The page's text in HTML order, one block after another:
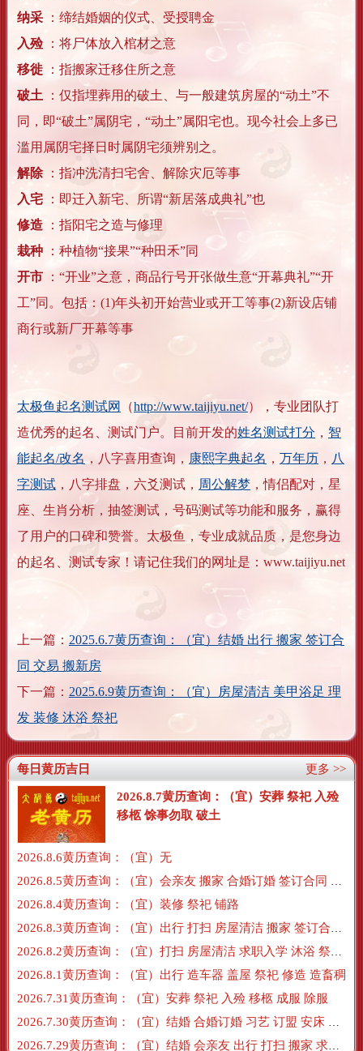
纳采
：缔结婚姻的仪式、受授聘金
入殓
：将尸体放入棺材之意
移徙
：指搬家迁移住所之意
破土
：仅指埋葬用的破土、与一般建筑房屋的“动土”不
同，即“破土”属阴宅，“动土”属阳宅也。现今社会上多已
滥用属阴宅择日时属阴宅须辨别之。
解除 ：指冲洗清扫宅舍、解除灾厄等事
入宅
：即迁入新宅、所谓“新居落成典礼”也
修造
：指阳宅之造与修理
栽种
：种植物“接果”“种田禾”同
开市
：“开业”之意，商品行号开张做生意“开幕典礼”“开
工”同。包括：(1)年头初开始营业或开工等事(2)新设店铺
商行或新厂开幕等事
太极鱼起名测试网 （http://www.taijiyu.net/），专业团队打
造优秀的起名、测试门户。目前开发的姓名测试打分 ， 智
能起名/改名 ，八字喜用查询， 康熙字典起名 ， 万年历 ， 八
字测试 ，八字排盘，六爻测试， 周公解梦 ，情侣配对，星
座、生肖分析，抽签测试，号码测试等功能和服务，赢得
了用户的口碑和赞誉。太极鱼，专业成就品质，是您身边
的起名、测试专家！请记住我们的网址是：www.taijiyu.net
上一篇： 2025.6.7黄历查询：（宜）结婚 出行 搬家 签订合
同 交易 搬新房
下一篇： 2025.6.9黄历查询：（宜）房屋清洁 美甲浴足 理
发 装修 沐浴 祭祀
更多 >>
每日黄历吉日
2026.8.7黄历查询：（宜）安葬 祭祀 入殓
移柩 馀事勿取 破土
2026.8.6黄历查询：（宜）无
2026.8.5黄历查询：（宜）会亲友 搬家 合婚订婚 签订合同 搬新房 订盟
2026.8.4黄历查询：（宜）装修 祭祀 铺路
2026.8.3黄历查询：（宜）出行 打扫 房屋清洁 搬家 签订合同 交易
2026.8.2黄历查询：（宜）打扫 房屋清洁 求职入学 沐浴 祭祀 牧养
2026.8.1黄历查询：（宜）出行 造车器 盖屋 祭祀 修造 造畜稠
2026.7.31黄历查询：（宜）安葬 祭祀 入殓 移柩 成服 除服
2026.7.30黄历查询：（宜）结婚 合婚订婚 习艺 订盟 安床 沐浴
2026.7.29黄历查询：（宜）结婚 会亲友 出行 打扫 搬家 求职入学